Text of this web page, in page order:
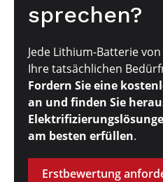
sprechen?
Jede Lithium-Batterie
Ihre tatsächlichen
Fordern Sie eine
an und finden Sie
am besten erfüllen.
Erstbewertung